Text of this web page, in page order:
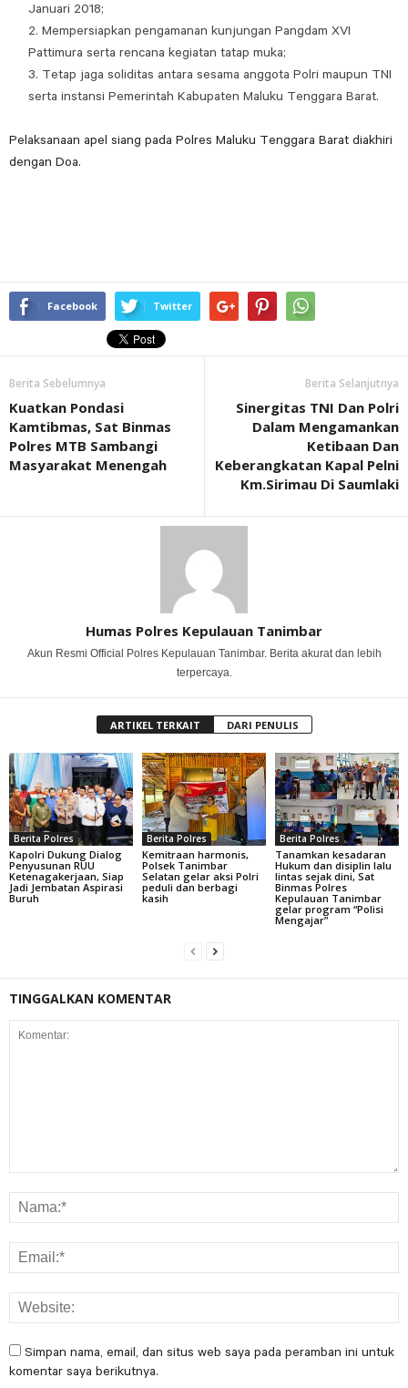
Januari 2018;
Mempersiapkan pengamanan kunjungan Pangdam XVI
Pattimura serta rencana kegiatan tatap muka;
Tetap jaga soliditas antara sesama anggota Polri maupun TNI
serta instansi Pemerintah Kabupaten Maluku Tenggara Barat.
Pelaksanaan apel siang pada Polres Maluku Tenggara Barat diakhiri
dengan Doa.
Facebook Twitter
Berita Sebelumnya
Kuatkan Pondasi
Kamtibmas, Sat Binmas
Polres MTB Sambangi
Masyarakat Menengah
Berita Selanjutnya
Sinergitas TNI Dan Polri
Dalam Mengamankan
Ketibaan Dan
Keberangkatan Kapal Pelni
Km.Sirimau Di Saumlaki
Humas Polres Kepulauan Tanimbar
Akun Resmi Official Polres Kepulauan Tanimbar. Berita akurat dan lebih
terpercaya.
ARTIKEL TERKAIT DARI PENULIS
Berita Polres
Kapolri Dukung Dialog
Penyusunan RUU
Ketenagakerjaan, Siap
Jadi Jembatan Aspirasi
Buruh
Berita Polres
Kemitraan harmonis,
Polsek Tanimbar
Selatan gelar aksi Polri
peduli dan berbagi
kasih
Berita Polres
Tanamkan kesadaran
Hukum dan disiplin lalu
lintas sejak dini, Sat
Binmas Polres
Kepulauan Tanimbar
gelar program “Polisi
Mengajar”
TINGGALKAN KOMENTAR
Simpan nama, email, dan situs web saya pada peramban ini untuk
komentar saya berikutnya.